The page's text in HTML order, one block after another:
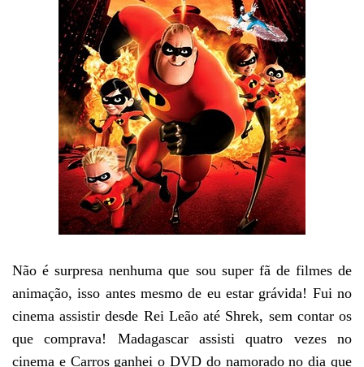
Não é surpresa nenhuma que sou super fã de filmes de
animação, isso antes mesmo de eu estar grávida! Fui no
cinema assistir desde Rei Leão até Shrek, sem contar os
que comprava! Madagascar assisti quatro vezes no
cinema e Carros ganhei o DVD do namorado no dia que